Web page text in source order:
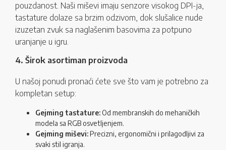
pouzdanost. Naši miševi imaju senzore visokog DPI-ja,
tastature dolaze sa brzim odzivom, dok slušalice nude
izuzetan zvuk sa naglašenim basovima za potpuno
uranjanje u igru.
4. Širok asortiman proizvoda
U našoj ponudi pronaći ćete sve što vam je potrebno za
kompletan setup:
Gejming tastature:Od membranskih do mehaničkih
modela sa RGB osvetljenjem.
Gejming miševi: Precizni, ergonomični i prilagodljivi za
svaki stil igranja.